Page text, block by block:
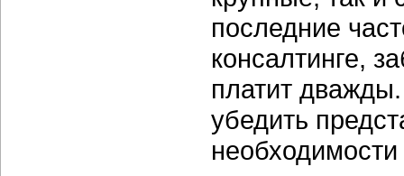
последние
консалтинге,
платит
убедить